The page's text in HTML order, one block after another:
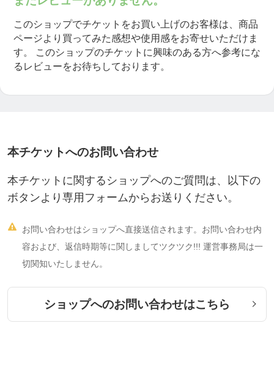
このショップでチケットをお買い上げのお客様は、商品
ページより買ってみた感想や使用感をお寄せいただけま
す。
このショップのチケットに興味のある方へ参考にな
るレビューをお待ちしております。
本チケットへのお問い合わせ
本チケットに関するショップへのご質問は、以下の
ボタンより専用フォームからお送りください。

お問い合わせはショップへ直接送信されます。お問い合わせ内
容および、返信時期等に関しましてツクツク!!! 運営事務局は一
切関知いたしません。
ショップへのお問い合わせはこちら